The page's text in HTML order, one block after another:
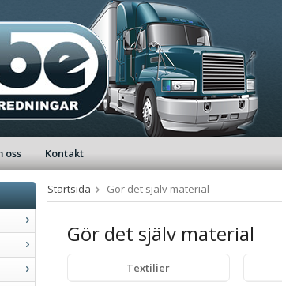
oss Kontakt
Startsida Gör det själv material
Gör det själv material
Textilier